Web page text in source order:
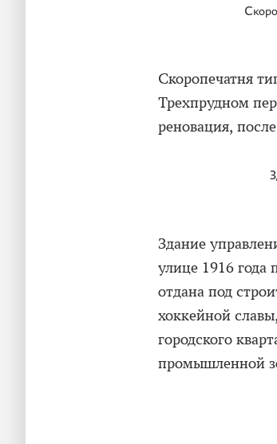
Скоропечатня
Трехпрудном
реновация,
Здание
улице 1916 года
отдана под
хоккейной
городского
промышленной